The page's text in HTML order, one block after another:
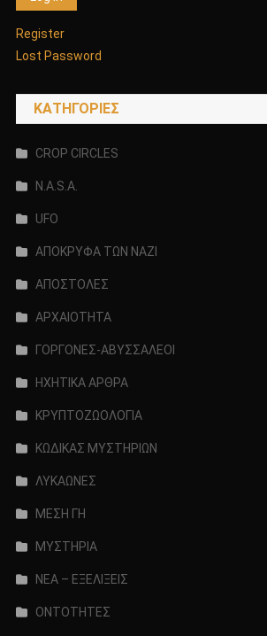
Register
Lost Password
KΑΤΗΓΟΡΊΕΣ
CROP CIRCLES
N.A.S.A.
UFO
ΑΠΟΚΡΥΦΑ ΤΩΝ ΝΑΖΙ
ΑΠΟΣΤΟΛΕΣ
ΑΡΧΑΙΟΤΗΤΑ
ΓΟΡΓΟΝΕΣ-ΑΒΥΣΣΑΛΕΟΙ
ΗΧΗΤΙΚΑ ΑΡΘΡΑ
ΚΡΥΠΤΟΖΩΟΛΟΓΙΑ
ΚΩΔΙΚΑΣ ΜΥΣΤΗΡΙΩΝ
ΛΥΚΑΩΝΕΣ
ΜΕΣΗ ΓΗ
ΜΥΣΤΗΡΙΑ
ΝΕΑ – ΕΞΕΛΙΞΕΙΣ
ΟΝΤΟΤΗΤΕΣ